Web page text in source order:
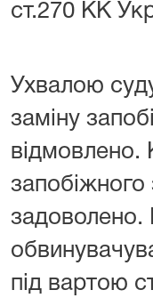
ст.270 КК
Ухвалою
заміну
відмовлено.
запобіжного
задоволено.
під вартою